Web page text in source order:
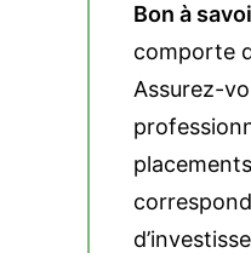
Bon à
comporte
Assurez-